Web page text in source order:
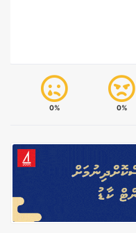
0%
0%